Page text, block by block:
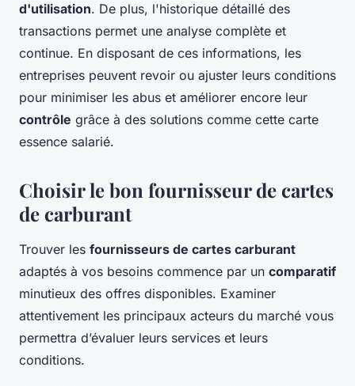
d'utilisation. De plus, l'historique détaillé des
transactions permet une analyse complète et
continue. En disposant de ces informations, les
entreprises peuvent revoir ou ajuster leurs conditions
pour minimiser les abus et améliorer encore leur
contrôle grâce à des solutions comme cette carte
essence salarié.
Choisir le bon fournisseur de cartes
de carburant
Trouver les fournisseurs de cartes carburant
adaptés à vos besoins commence par un comparatif
minutieux des offres disponibles. Examiner
attentivement les principaux acteurs du marché vous
permettra d’évaluer leurs services et leurs
conditions.